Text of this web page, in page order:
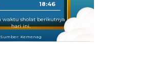
18:46
waktu sholat berikutnya
hari ini.
Sumber: Kemenag